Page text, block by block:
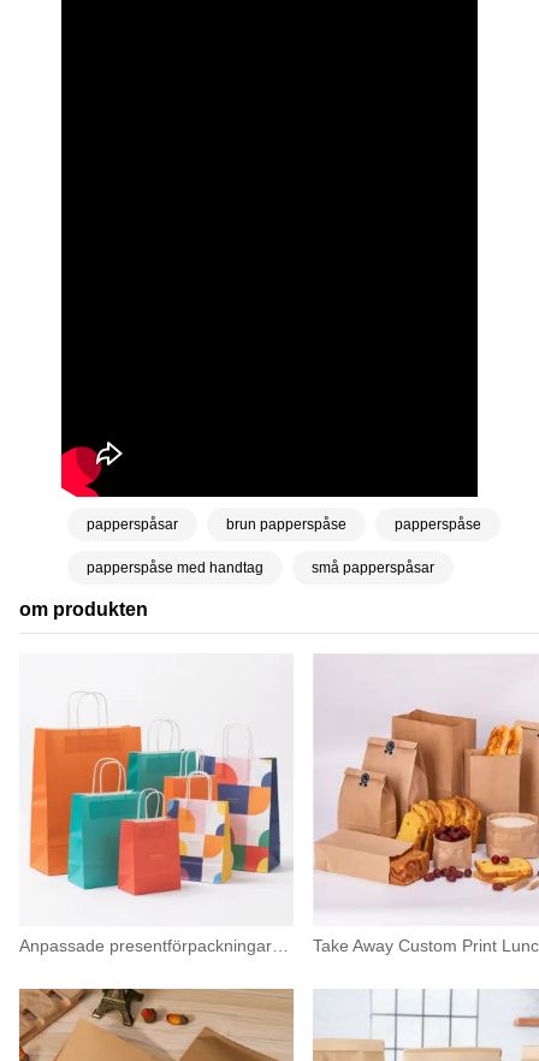
om produkten
Anpassade presentförpackningar för shopping av kraftpapper med logotyp
papperspåsar brun papperspåse papperspåse
papperspåse med handtag små papperspåsar